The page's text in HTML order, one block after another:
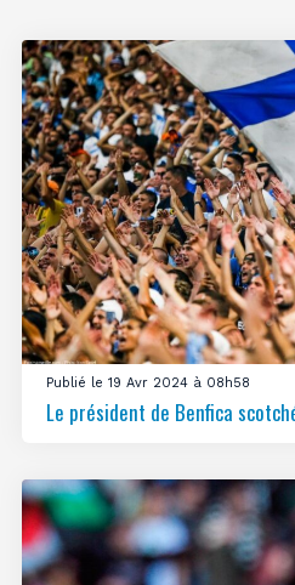
Publié le 19 Avr 2024 à 08h58
Le président de Benfica